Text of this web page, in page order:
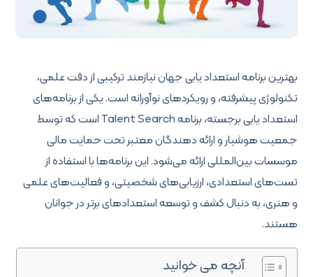
بهترین برنامه استعداد یابی جهان نیازمند ترکیبی از دقت علمی،
تکنولوژی پیشرفته، و رویکردهای نوآورانه است. یکی از برنامه‌های
استعداد یابی برجسته، برنامه Talent Search است که توسط
جمعیت هوشیار و ارائه دهندگان معتبر تحت حمایت مالی
موسسات بین‌المللی ارائه می‌شود. این برنامه‌ها با استفاده از
تست‌های استعدادی، ارزیابی‌های شخصیتی، و فعالیت‌های علمی
و هنری، به دنبال کشف و توسعه استعدادهای برتر در جوانان
هستند.
آنچه می خوانید